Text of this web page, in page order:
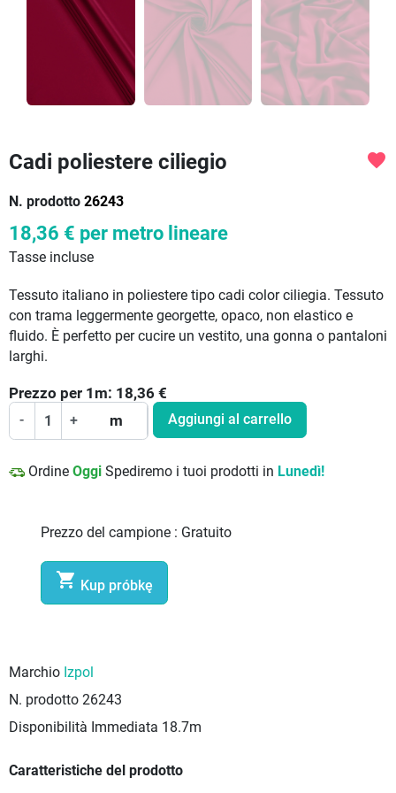
Cadi poliestere ciliegio
N. prodotto 26243
favorite
18,36 € per metro lineare
Tasse incluse
Tessuto italiano in poliestere tipo cadi color ciliegia. Tessuto
con trama leggermente georgette, opaco, non elastico e
fluido. È perfetto per cucire un vestito, una gonna o pantaloni
larghi.
Prezzo per 1 m: 18,36 €
- + m Aggiungi al carrello
Ordine Oggi Spediremo i tuoi prodotti in Lunedì!
Prezzo del campione : Gratuito
 Kup próbkę
Marchio Izpol
N. prodotto 26243
Disponibilità Immediata 18.7m
Caratteristiche del prodotto